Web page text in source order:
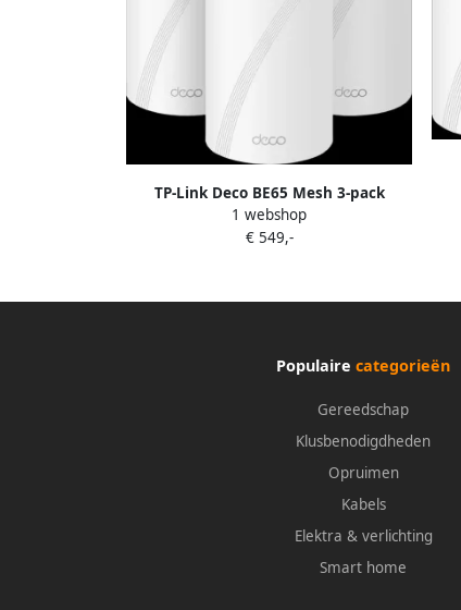
TP-Link Deco BE65 Mesh 3-pack
1 webshop
€ 549,-
Populaire categorieën
Gereedschap
Klusbenodigdheden
Opruimen
Kabels
Elektra & verlichting
Smart home